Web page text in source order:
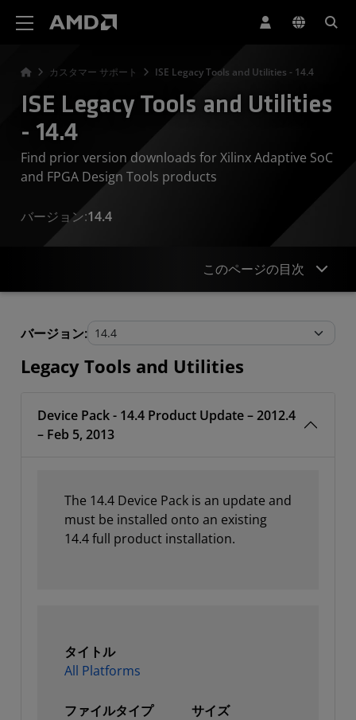
カスタマー サポート ISE Legacy Tools and Utilities - 14.4
ISE Legacy Tools and Utilities
- 14.4
Find prior version downloads for Xilinx Adaptive SoC
and FPGA Design Tools products
バージョン:14.4
このページの目次
Legacy Tools and Utilities
バージョン:
Legacy Tools and Utilities
Device Pack - 14.4 Product Update – 2012.4
– Feb 5, 2013
The 14.4 Device Pack is an update and
must be installed onto an existing
14.4 full product installation.
タイトル
All Platforms
ファイルタイプ
サイズ